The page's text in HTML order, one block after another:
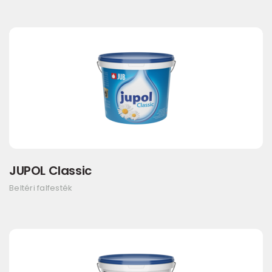
JUPOL Classic
Beltéri falfesték